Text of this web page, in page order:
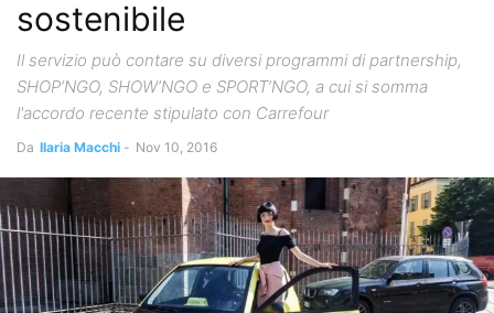
sostenibile
Il servizio può contare su diversi programmi di partnership,
SHOP’NGO, SHOW’NGO e SPORT’NGO, a cui si somma
l'accordo recente stipulato con Carrefour
Da Ilaria Macchi - Nov 10, 2016